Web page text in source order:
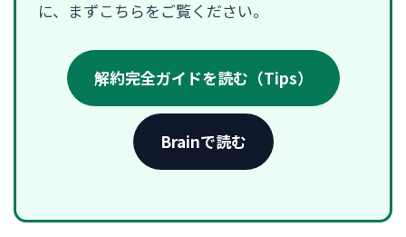
に、まずこちらをご覧ください。
解約完全ガイドを読む（Tips）
Brainで読む